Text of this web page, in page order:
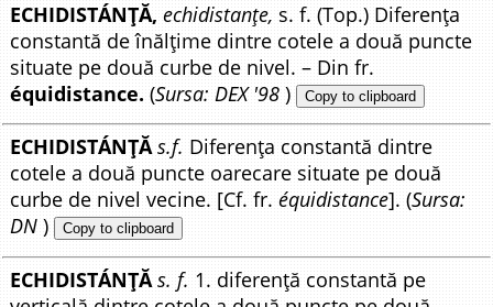
ECHIDISTÁNȚĂ, echidistanțe, s. f. (Top.) Diferența
constantă de înălțime dintre cotele a două puncte
situate pe două curbe de nivel. – Din fr.
équidistance. (Sursa: DEX '98 ) Copy to clipboard
ECHIDISTÁNȚĂ s.f. Diferența constantă dintre
cotele a două puncte oarecare situate pe două
curbe de nivel vecine. [Cf. fr.équidistance]. (Sursa:
DN ) Copy to clipboard
ECHIDISTÁNȚĂ s. f. 1. diferență constantă pe